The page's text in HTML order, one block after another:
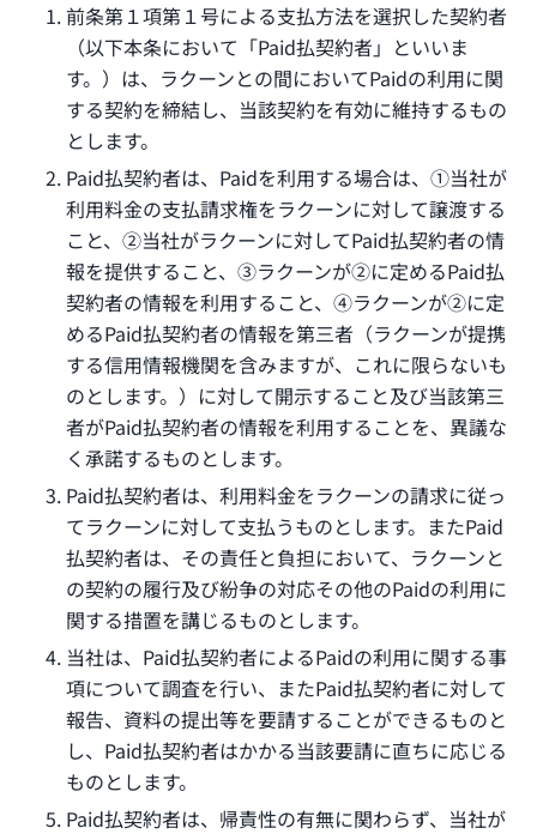
前条第１項第１号による支払方法を選択した契約者
（以下本条において「Paid払契約者」といいま
す。）は、ラクーンとの間においてPaidの利用に関
する契約を締結し、当該契約を有効に維持するもの
とします。
Paid払契約者は、Paidを利用する場合は、①当社が
利用料金の支払請求権をラクーンに対して譲渡する
こと、②当社がラクーンに対してPaid払契約者の情
報を提供すること、③ラクーンが②に定めるPaid払
契約者の情報を利用すること、④ラクーンが②に定
めるPaid払契約者の情報を第三者（ラクーンが提携
する信用情報機関を含みますが、これに限らないも
のとします。）に対して開示すること及び当該第三
者がPaid払契約者の情報を利用することを、異議な
く承諾するものとします。
Paid払契約者は、利用料金をラクーンの請求に従っ
てラクーンに対して支払うものとします。またPaid
払契約者は、その責任と負担において、ラクーンと
の契約の履行及び紛争の対応その他のPaidの利用に
関する措置を講じるものとします。
当社は、Paid払契約者によるPaidの利用に関する事
項について調査を行い、またPaid払契約者に対して
報告、資料の提出等を要請することができるものと
し、Paid払契約者はかかる当該要請に直ちに応じる
ものとします。
Paid払契約者は、帰責性の有無に関わらず、当社が